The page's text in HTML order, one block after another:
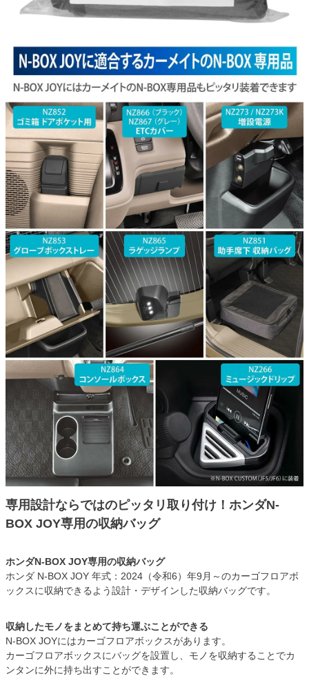
専用設計ならではのピッタリ取り付け！ホンダN-
BOX JOY専用の収納バッグ
ホンダN-BOX JOY専用の収納バッグ
ホンダ N-BOX JOY 年式：2024（令和6）年9月～のカーゴフロアボ
ックスに収納できるよう設計・デザインした収納バッグです。
収納したモノをまとめて持ち運ぶことができる
N-BOX JOYにはカーゴフロアボックスがあります。
カーゴフロアボックスにバッグを設置し、モノを収納することでカ
ンタンに外に持ち出すことができます。